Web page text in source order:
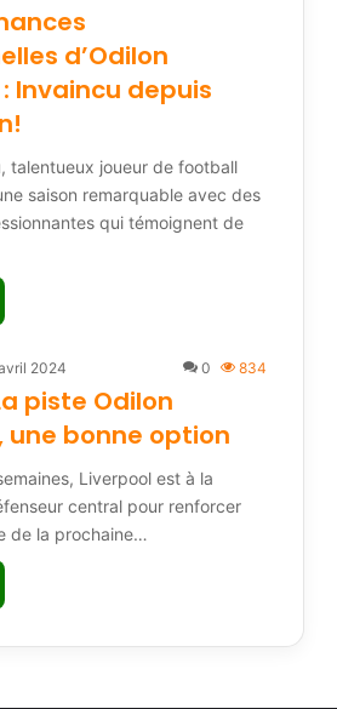
d’Odilon
Invaincu depuis
talentueux joueur de football
saison remarquable avec des
qui témoignent de
2024 0 834
piste Odilon
une bonne option
Liverpool est à la
central pour renforcer
de la prochaine…